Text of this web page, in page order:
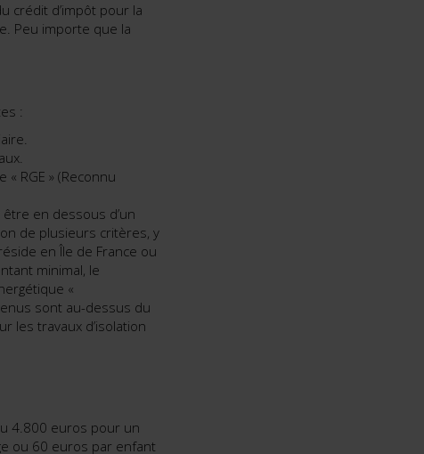
crédit d’impôt pour la
Peu importe que la
:
RGE » (Reconnu
en dessous d’un
de plusieurs critères, y
en Île de France ou
minimal, le
«
sont au-dessus du
les travaux d’isolation
4.800 euros pour un
ou 60 euros par enfant